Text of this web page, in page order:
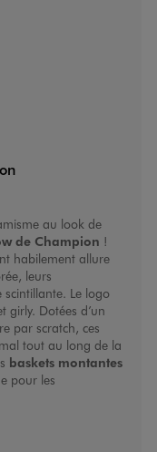
au look de
de Champion !
habilement allure
leurs
Le logo
girly. Dotées d’un
par scratch, ces
tout au long de la
baskets montantes
pour les